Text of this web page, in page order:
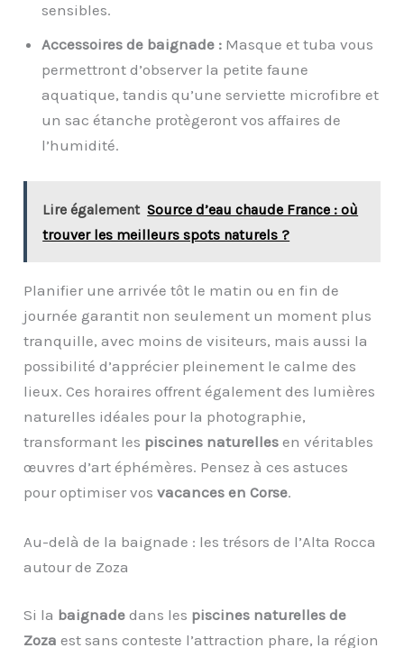
sensibles.
Accessoires de baignade : Masque et tuba vous
permettront d’observer la petite faune
aquatique, tandis qu’une serviette microfibre et
un sac étanche protègeront vos affaires de
l’humidité.
Lire également Source d’eau chaude France : où
trouver les meilleurs spots naturels ?
Planifier une arrivée tôt le matin ou en fin de
journée garantit non seulement un moment plus
tranquille, avec moins de visiteurs, mais aussi la
possibilité d’apprécier pleinement le calme des
lieux. Ces horaires offrent également des lumières
naturelles idéales pour la photographie,
transformant les piscines naturelles en véritables
œuvres d’art éphémères. Pensez à ces astuces
pour optimiser vosvacances en Corse.
Au-delà de la baignade : les trésors de l’Alta Rocca
autour de Zoza
Si la baignade dans les piscines naturelles de
Zoza est sans conteste l’attraction phare, la région